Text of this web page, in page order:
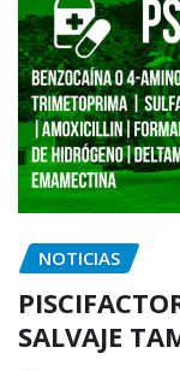
NOTICIAS
SALVAJE